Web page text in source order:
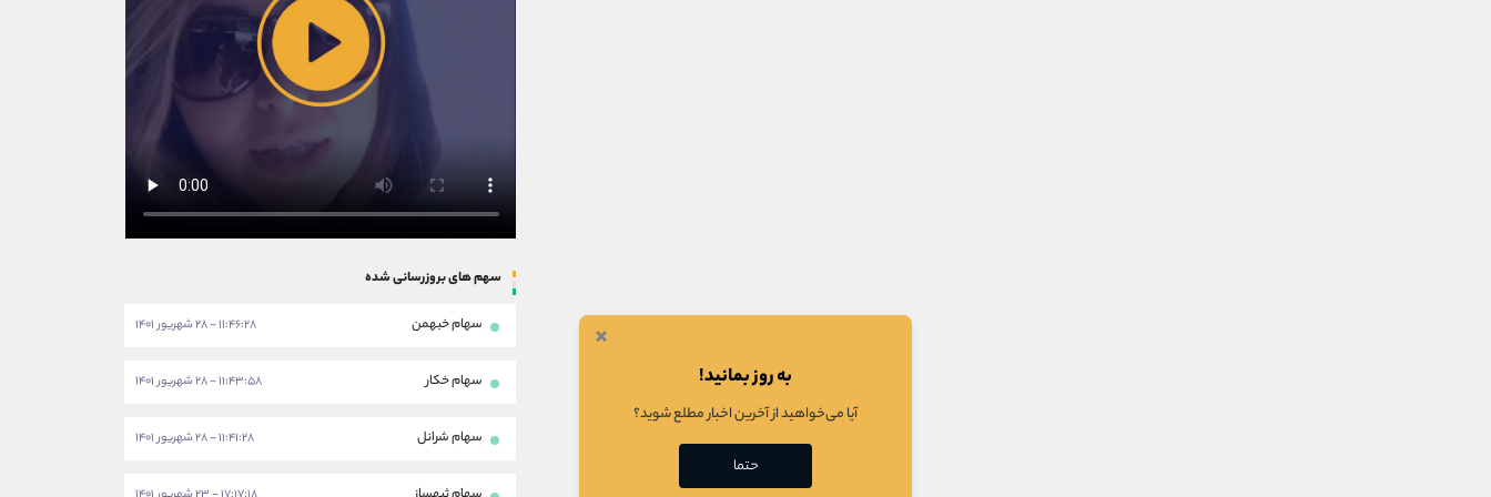
سهم های بروزرسانی شده
سهام خبهمن ۱۱:۴۶:۲۸ - ۲۸ شهریور ۱۴۰۱
سهام خکار ۱۱:۴۳:۵۸ - ۲۸ شهریور ۱۴۰۱
سهام شرانل ۱۱:۴۱:۲۸ - ۲۸ شهریور ۱۴۰۱
×
به روز بمانید!
آیا می‌خواهید از آخرین اخبار مطلع شوید؟
حتما